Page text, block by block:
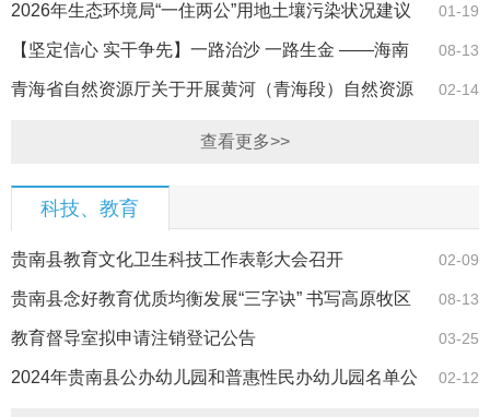
01-19
2026年生态环境局“一住两公”用地土壤污染状况建议
调查表汇总 08-13
【坚定信心 实干争先】一路治沙 一路生金 ——海南
州贵南县做… 02-14
青海省自然资源厅关于开展黄河（青海段）自然资源
查看更多>>
科技、教育
02-09
贵南县教育文化卫生科技工作表彰大会召开
08-13
贵南县念好教育优质均衡发展“三字诀” 书写高原牧区
教育振兴… 03-25
教育督导室拟申请注销登记公告
02-12
2024年贵南县公办幼儿园和普惠性民办幼儿园名单公